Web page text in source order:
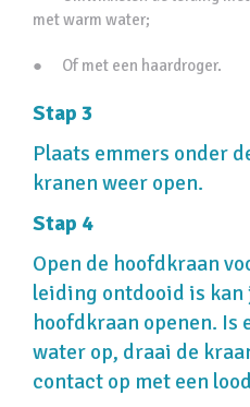
met warm water;
● Of met een haardroger.
Stap 3
Plaats emmers onder
kranen weer open.
Stap 4
Open de hoofdkraan
leiding ontdooid is
hoofdkraan openen. Is
water op, draai de
contact op met een